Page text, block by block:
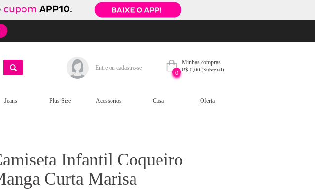
Entre ou cadastre-se
0
Minhas compras
R$ 0,00 (Subtotal)
Jeans Plus Size Acessórios Casa Oferta
Infantil Coqueiro
Curta Marisa